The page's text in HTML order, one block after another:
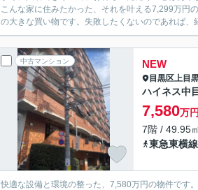
こんな家に住みたかった、それを叶える7,299万円
の大きな買い物です。失敗したくないのであれば
中古マンション NEW
目黒区上目
ハイネス中
7,580万円
7階 / 49.95
東急東横線
快適な設備と環境の整った、7,580万円の物件です